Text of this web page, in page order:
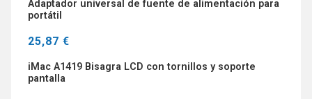
Adaptador universal de fuente de alimentación para
portátil
25,87 €
iMac A1419 Bisagra LCD con tornillos y soporte
pantalla